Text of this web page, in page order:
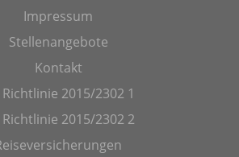
Impressum
Stellenangebote
Kontakt
Richtlinie 2015/2302 1
Richtlinie 2015/2302 2